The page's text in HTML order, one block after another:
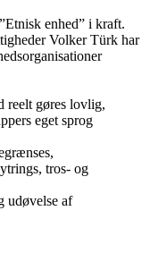
enhed” i kraft.
Volker Türk har
reelt gøres lovlig,
eget sprog
tros- og
udøvelse af